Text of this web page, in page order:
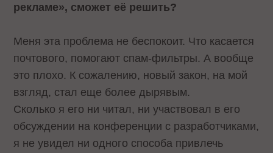
рекламе», сможет её решить?
Меня эта проблема не беспокоит. Что касается
почтового, помогают спам-фильтры. А вообще
это плохо. К сожалению, новый закон, на мой
взгляд, стал еще более дырявым.
Сколько я его ни читал, ни участвовал в его
обсуждении на конференции с разработчиками,
я не увидел ни одного способа привлечь